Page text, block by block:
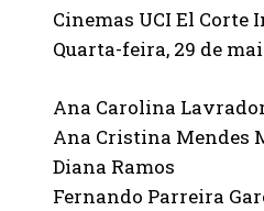
Cinemas UCI El Corte
Quarta-feira, 29 de
Ana Carolina
Ana Cristina Mendes
Diana Ramos
Fernando Parreira